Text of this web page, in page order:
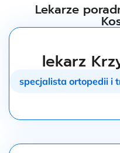
Lekarze
lekarz
specjalista ortopedii i